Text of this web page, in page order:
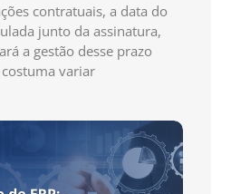
contratuais, a data do
junto da assinatura,
a gestão desse prazo
variar